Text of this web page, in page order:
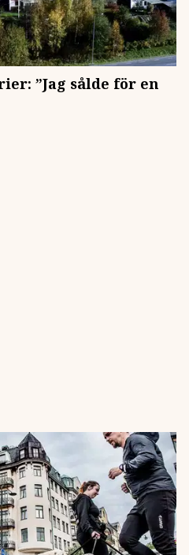
”Jag sålde för en